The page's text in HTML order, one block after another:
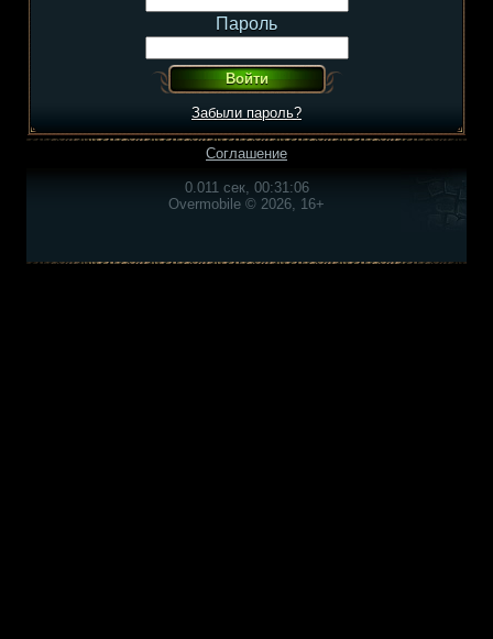
Пароль
Забыли пароль?
Соглашение
0.011 сек, 00:31:06
Overmobile © 2026, 16+